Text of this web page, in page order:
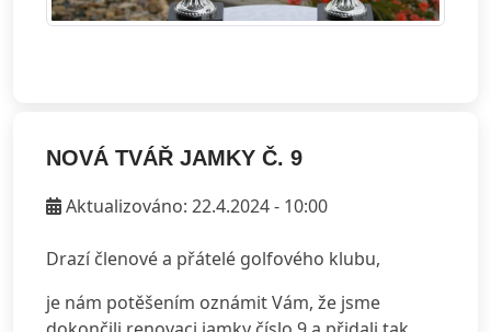
NOVÁ TVÁŘ JAMKY Č. 9
Aktualizováno: 22.4.2024 - 10:00
Drazí členové a přátelé golfového klubu,
je nám potěšením oznámit Vám, že jsme